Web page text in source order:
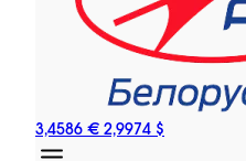
3,4586 € 2,9974 $